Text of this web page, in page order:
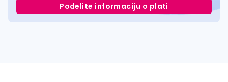
Podelite informaciju o plati